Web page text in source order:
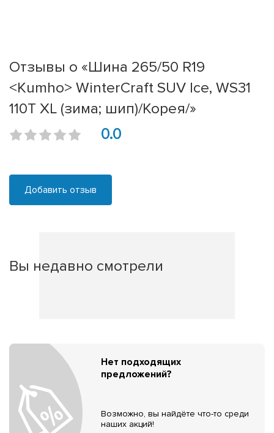
Отзывы о «Шина 265/50 R19
<Kumho> WinterCraft SUV Ice, WS31
110T XL (зима; шип)/Корея/»
0.0
Добавить отзыв
Вы недавно смотрели
Нет подходящих
предложений?
Возможно, вы найдёте что-то среди
наших акций!